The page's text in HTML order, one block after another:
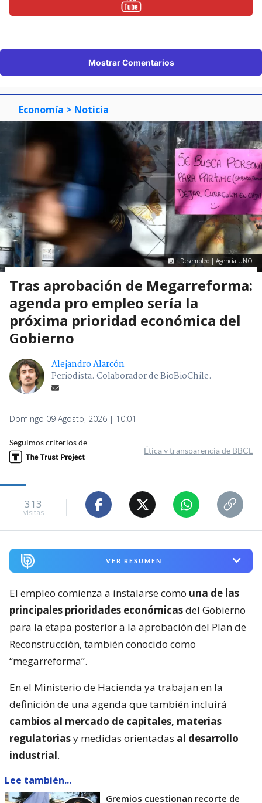
Mostrar Comentarios
Economía > Noticia
Desempleo | Agencia UNO
Tras aprobación de Megarreforma:
agenda pro empleo sería la
próxima prioridad económica del
Gobierno
Alejandro Alarcón
Periodista. Colaborador de BioBioChile.
Domingo 09 Agosto, 2026 | 10:01
Seguimos criterios de
Ética y transparencia de BBCL
313
visitas
VER RESUMEN
El empleo comienza a instalarse como una de las
principales prioridades económicasdel Gobierno
para la etapa posterior a la aprobación del Plan de
Reconstrucción, también conocido como
“megarreforma”.
En el Ministerio de Hacienda ya trabajan en la
definición de una agenda que también incluirá
cambios al mercado de capitales, materias
regulatoriasy medidas orientadas al desarrollo
industrial.
Lee también...
Gremios cuestionan recorte de